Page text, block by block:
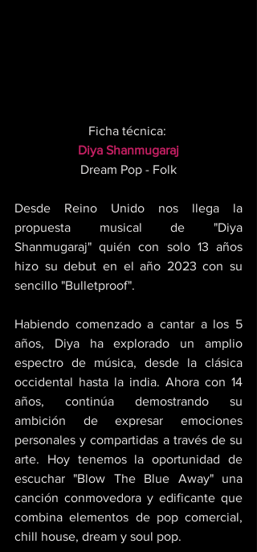
Ficha técnica:
Diya Shanmugaraj
Dream Pop - Folk
Desde Reino Unido nos llega la
propuesta musical de "Diya
Shanmugaraj" quién con solo 13 años
hizo su debut en el año 2023 con su
sencillo "Bulletproof".
Habiendo comenzado a cantar a los 5
años, Diya ha explorado un amplio
espectro de música, desde la clásica
occidental hasta la india. Ahora con 14
años, continúa demostrando su
ambición de expresar emociones
personales y compartidas a través de su
arte. Hoy tenemos la oportunidad de
escuchar "Blow The Blue Away" una
canción conmovedora y edificante que
combina elementos de pop comercial,
chill house, dream y soul pop.